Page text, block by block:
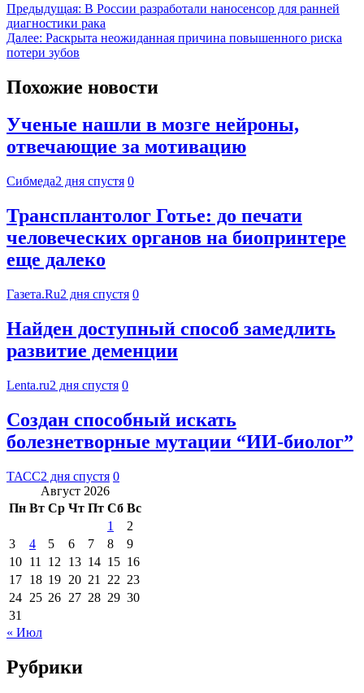
Предыдущая: В России разработали наносенсор для ранней
диагностики рака
Далее: Раскрыта неожиданная причина повышенного риска
потери зубов
Похожие новости
Ученые нашли в мозге нейроны,
отвечающие за мотивацию
Сибмеда2 дня спустя 0
Трансплантолог Готье: до печати
человеческих органов на биопринтере
еще далеко
Газета.Ru2 дня спустя 0
Найден доступный способ замедлить
развитие деменции
Lenta.ru2 дня спустя 0
Создан способный искать
болезнетворные мутации “ИИ-биолог”
ТАСС2 дня спустя 0
Август 2026
Пн Вт Ср Чт Пт Сб Вс
1
2
3
4 5 6 7 8
9
10 11 12 13 14 15 16
17 18 19 20 21 22 23
24 25 26 27 28 29 30
31
« Июл
Рубрики